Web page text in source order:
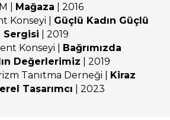
| Mağaza | 2016
Konseyi | Güçlü Kadın Güçlü
Sergisi | 2019
Konseyi | Bağrımızda
Değerlerimiz | 2019
Tanıtma Derneği | Kiraz
Tasarımcı | 2023